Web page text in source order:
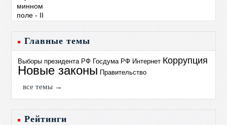
Главные темы
Выборы президента РФ Госдума РФ Интернет Коррупция
Новые законы Правительство
все темы →
Рейтинги